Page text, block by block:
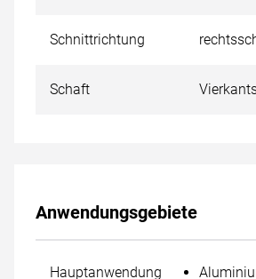
Schnittrichtung
Schaft
Anwendungsgebiete
Hauptanwendung